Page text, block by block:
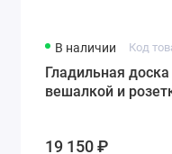
В наличии
Гладильная
вешалкой и
19 150 ₽